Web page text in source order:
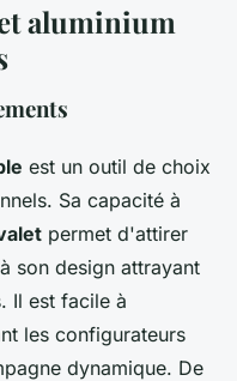
aluminium
est un outil de choix
Sa capacité à
permet d'attirer
son design attrayant
Il est facile à
les configurateurs
dynamique. De